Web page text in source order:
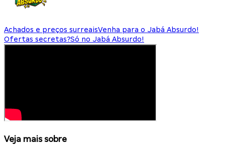
Achados e preços surreaisVenha para o Jabá Absurdo!
Ofertas secretas?Só no Jabá Absurdo!
Veja mais sobre